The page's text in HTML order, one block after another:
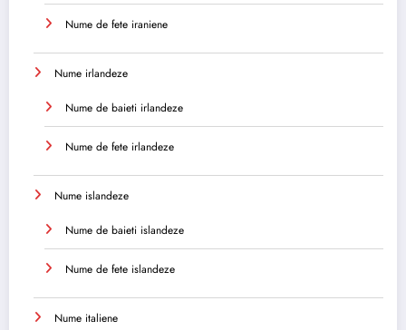
Nume de fete iraniene
Nume irlandeze
Nume de baieti irlandeze
Nume de fete irlandeze
Nume islandeze
Nume de baieti islandeze
Nume de fete islandeze
Nume italiene